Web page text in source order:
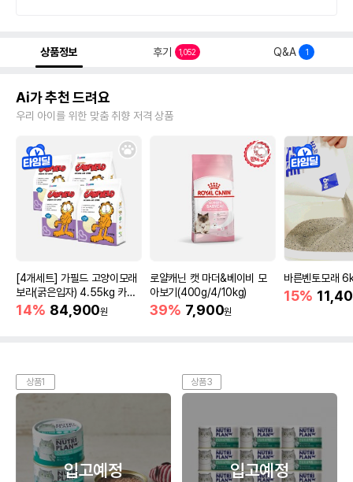
상품정보 후기 1,052 Q&A 1
Ai가 추천 드려요
우리 아이를 위한 맞춤 취향 저격 상품
[4개세트] 가필드 고양이모래
보라(굵은입자) 4.55kg 카사
바모래
14% 84,900원
로얄캐닌 캣 마더&베이비 모
아보기(400g/4/10kg)
39% 7,900원
바른벤토모래
15%
상품1
입고예정
상품3
입고예정